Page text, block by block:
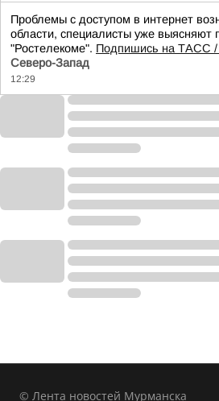
Проблемы с доступом в интернет
области, специалисты уже выясняют
"Ростелекоме". Подпишись на ТАСС /
Северо-Запад
12:29
© Лента новостей Мурманска